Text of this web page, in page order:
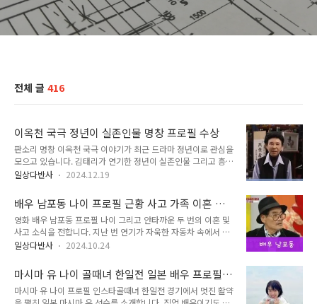
전체 글 416
이옥천 국극 정년이 실존인물 명창 프로필 수상
판소리 명창 이옥천 국극 이야기가 최근 드라마 정년이로 관심을
모으고 있습니다. 김태리가 연기한 정년이 실존인물 그리고 흥보
가 판소리 보유자이기도 합니다. 실제 드라마에서 자문 역할도
배우기 시작했고 국극의 매력에 빠져 전 재산 모두를 날리기도
했다고 합니다. 정년이 드라마 종영 후에 더 많은 관심을 받고 있
는 이옥천 명창, 어떤 인물인지 이야기를 한 번 정리해보겠습니
다. 목차국극 이옥천 명창 스토리이옥천 프로필 나이이옥천 수상
이옥천 결혼 가족정년이 실존인물 이옥천 국극 이야기명창 이옥
근영상 춘향전 국극 무대 국극 이옥천 명창 스토리 이옥천 프로
필 나이여성인지 남성인지 헷갈리는 모습으로..
일상다반사 2024.12.19
배우 남포동 나이 프로필 근황 사고 가족 이혼 영
화
영화 배우 남포동 프로필 나이 그리고 안타까운 두 번의 이혼 및
사고 소식을 전합니다. 지난 번 연기가 자욱한 자동차 속에서 발
견되며 남포동 자살 시도 뉴스가 전해졌습니다. 천만 다행으로
알려졌으며 당시 선택을 후회한다고 밝혔습니다. 당시 사고는 경
남 창녕 한 주차장에서 일어났습니다. 연기가 가득한 자동차 속
에 사람이 있다는 행인의 신고로 경찰과 소방이 출동해 창문을
일상다반사 2024.10.24
마시마 유 나이 골때녀 한일전 일본 배우 프로필
인스타 작품활동
마시마 유 나이 프로필 인스타골때녀 한일전 경기에서 멋진 활약